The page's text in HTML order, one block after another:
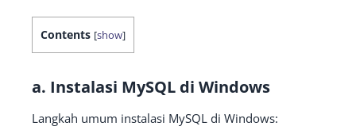
Contents [show]
a. Instalasi MySQL di Windows
Langkah umum instalasi MySQL di Windows: